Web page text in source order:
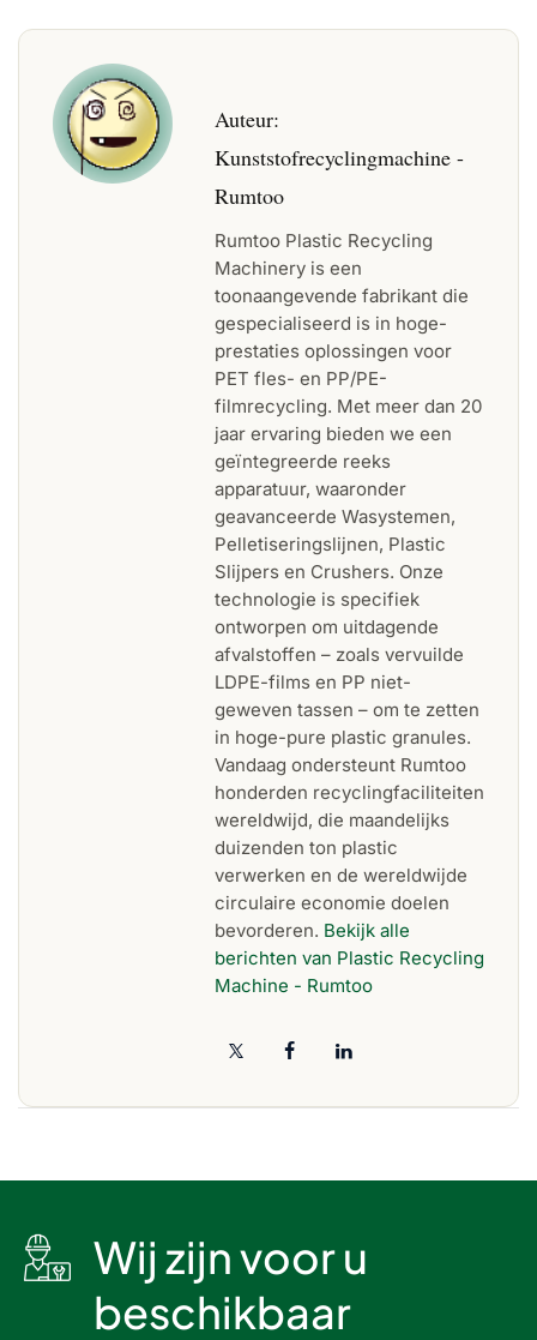
Auteur:
Kunststofrecyclingmachine -
Rumtoo
Rumtoo Plastic Recycling
Machinery is een
toonaangevende fabrikant die
gespecialiseerd is in hoge-
prestaties oplossingen voor
PET fles- en PP/PE-
filmrecycling. Met meer dan 20
jaar ervaring bieden we een
geïntegreerde reeks
apparatuur, waaronder
geavanceerde Wasystemen,
Pelletiseringslijnen, Plastic
Slijpers en Crushers. Onze
technologie is specifiek
ontworpen om uitdagende
afvalstoffen – zoals vervuilde
LDPE-films en PP niet-
geweven tassen – om te zetten
in hoge-pure plastic granules.
Vandaag ondersteunt Rumtoo
honderden recyclingfaciliteiten
wereldwijd, die maandelijks
duizenden ton plastic
verwerken en de wereldwijde
circulaire economie doelen
bevorderen. Bekijk alle
berichten van Plastic Recycling
Machine - Rumtoo
Wij zijn voor u
beschikbaar